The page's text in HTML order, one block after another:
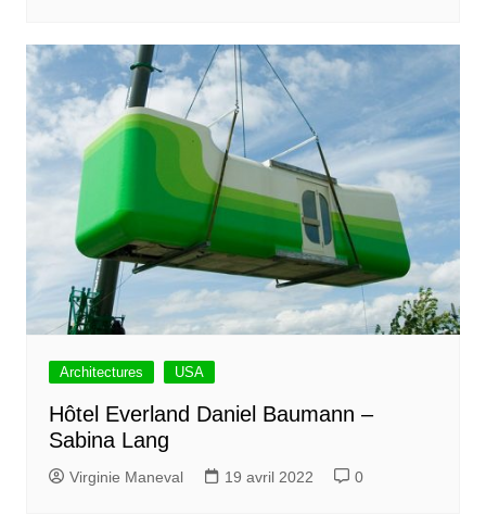
Architectures USA
Hôtel Everland Daniel Baumann –
Sabina Lang
Virginie Maneval 19 avril 2022 0